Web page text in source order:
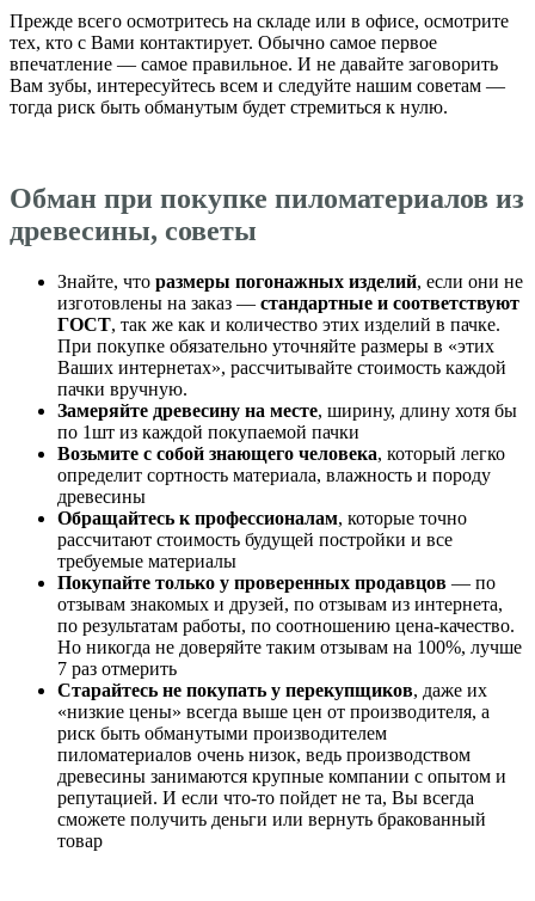
Прежде всего осмотритесь на складе или в офисе, осмотрите
тех, кто с Вами контактирует. Обычно самое первое
впечатление — самое правильное. И не давайте заговорить
Вам зубы, интересуйтесь всем и следуйте нашим советам —
тогда риск быть обманутым будет стремиться к нулю.
Обман при покупке пиломатериалов из
древесины, советы
Знайте, что размеры погонажных изделий, если они не
изготовлены на заказ — стандартные и соответствуют
ГОСТ, так же как и количество этих изделий в пачке.
При покупке обязательно уточняйте размеры в «этих
Ваших интернетах», рассчитывайте стоимость каждой
пачки вручную.
Замеряйте древесину на месте, ширину, длину хотя бы
по 1шт из каждой покупаемой пачки
Возьмите с собой знающего человека, который легко
определит сортность материала, влажность и породу
древесины
Обращайтесь к профессионалам, которые точно
рассчитают стоимость будущей постройки и все
требуемые материалы
Покупайте только у проверенных продавцов — по
отзывам знакомых и друзей, по отзывам из интернета,
по результатам работы, по соотношению цена-качество.
Но никогда не доверяйте таким отзывам на 100%, лучше
7 раз отмерить
Старайтесь не покупать у перекупщиков, даже их
«низкие цены» всегда выше цен от производителя, а
риск быть обманутыми производителем
пиломатериалов очень низок, ведь производством
древесины занимаются крупные компании с опытом и
репутацией. И если что-то пойдет не та, Вы всегда
сможете получить деньги или вернуть бракованный
товар